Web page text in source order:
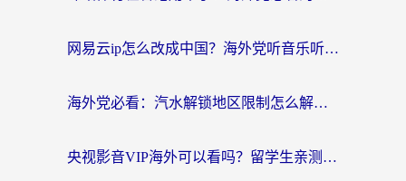
网易云ip怎么改成中国？海外党听音乐听书的无痛解决方案
海外党必看：汽水解锁地区限制怎么解除？3招解决国内影音&生活服务难题
央视影音VIP海外可以看吗？留学生亲测有效的回国加速器选择指南